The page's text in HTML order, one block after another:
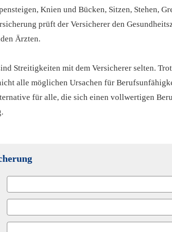
Knien und Bücken, Sitzen, Stehen,
prüft der Versicherer den
Ärzten.
Streitigkeiten mit dem Versicherer selten.
alle möglichen Ursachen für
für alle, die sich einen vollwertigen